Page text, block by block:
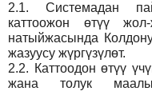
2.1.
Системадан
каттоожон өтүү
натыйжасында
жазуусу жүргүзүлөт.
2.2. Каттоодон өтүү
жана толук